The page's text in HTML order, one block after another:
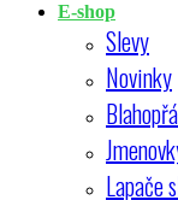
E-shop
Slevy
Novinky
Lapače